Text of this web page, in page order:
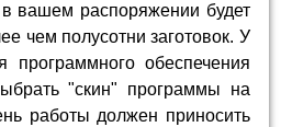
вашем распоряжении будет
чем полусотни заготовок. У
программного обеспечения
"скин" программы на
работы должен приносить